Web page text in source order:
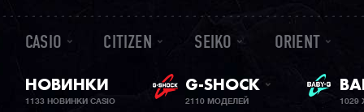
CASIO CITIZEN SEIKO ORIENT
НОВИНКИ
1133 НОВИНКИ CASIO
G-SHOCK
2110 МОДЕЛЕЙ 1029